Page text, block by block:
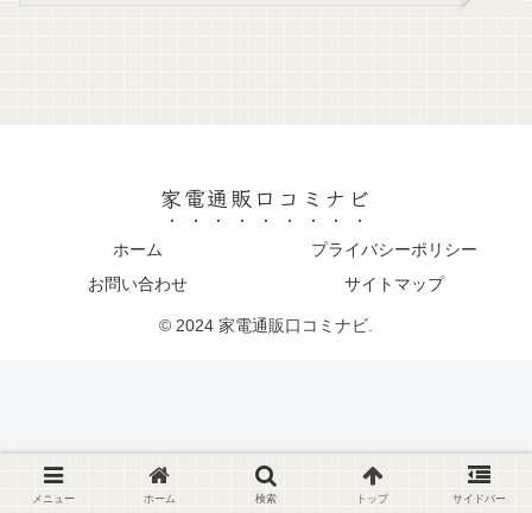
家電通販口コミナビ
ホーム
プライバシーポリシー
お問い合わせ
サイトマップ
© 2024 家電通販口コミナビ.
メニュー ホーム 検索 トップ サイドバー